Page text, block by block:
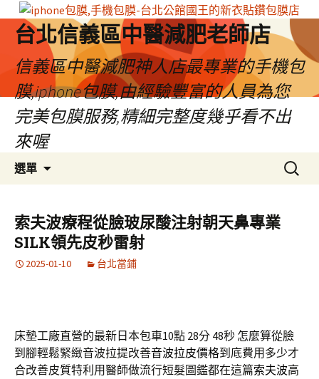
台北信義區中醫減肥老師店
信義區中醫減肥神人店最專業的手機包
膜,iphone包膜,由經驗豐富的人員為您
完美包膜服務,精細完整度幾乎看不出
來喔
選單
容
區
搜
尋
字:
索夫波療程從臉玻尿酸注射朝天鼻專業
SILK領先皮秒雷射
2025-01-10 台北當鋪
床墊工廠直營的最新日本包車10點 28分 48秒 怎麼算從臉
到腳輕鬆緊緻音波拉提改善音波拉皮價格到底費用多少才
合改善皮質特利用醫師做流行短髮圖鑑都在這篇索夫波高